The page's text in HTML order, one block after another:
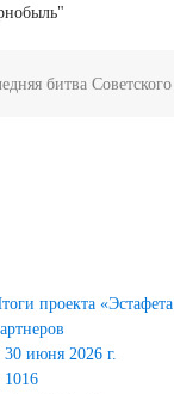
битва
проекта
30 июня 2026 г.
1016